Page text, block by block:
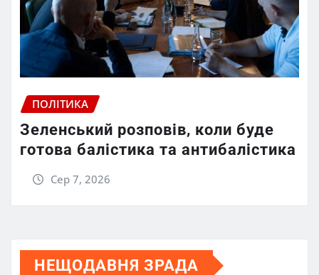
ПОЛІТИКА
Зеленський розповів, коли буде
готова балістика та антибалістика
Сер 7, 2026
НЕЩОДАВНЯ ЗРАДА